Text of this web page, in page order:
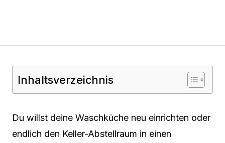
Inhaltsverzeichnis
Du willst deine Waschküche neu einrichten oder
endlich den Keller-Abstellraum in einen